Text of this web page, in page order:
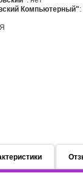
Компьютерный"